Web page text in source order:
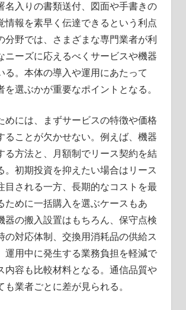
名入りの書類送付、図面や手書きの
情報を素早く伝達できるという利点
分野では、さまざまな専門業者が利
ニーズに応えるべくサービスや機器
る。本体の導入や運用にあたって
を選ぶかが重要なポイントとなる。
めには、まずサービスの特徴や価格
ることが欠かせない。例えば、機器
る方法と、月額制でリース契約を結
。初期投資を抑えたい場合はリース
目される一方、長期的なコストを最
ために一括購入を選ぶケースもあ
器の搬入設置はもちろん、保守点検
の対応体制、交換用消耗品の供給ス
運用中に発生する業務負担を軽減で
内容も比較材料となる。通信品質や
業者ごとに差が見られる。